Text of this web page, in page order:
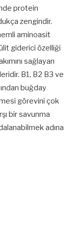
protein
zengindir.
aminoasit
giderici özelliği
sağlayan
B1, B2 B3 ve
buğday
görevini çok
bir savunma
adına